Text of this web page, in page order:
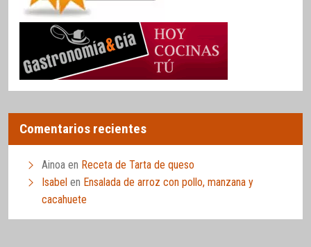
Comentarios recientes
Ainoa en Receta de Tarta de queso
Isabel en Ensalada de arroz con pollo, manzana y
cacahuete